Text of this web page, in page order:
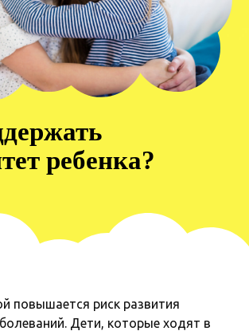
ребенка?
повышается риск развития
Дети, которые ходят в